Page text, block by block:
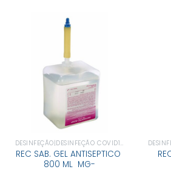
DESINFEÇÃO|DESINFEÇÃO COVID19
REC SAB. GEL ANTISEPTICO
800 ML MG-